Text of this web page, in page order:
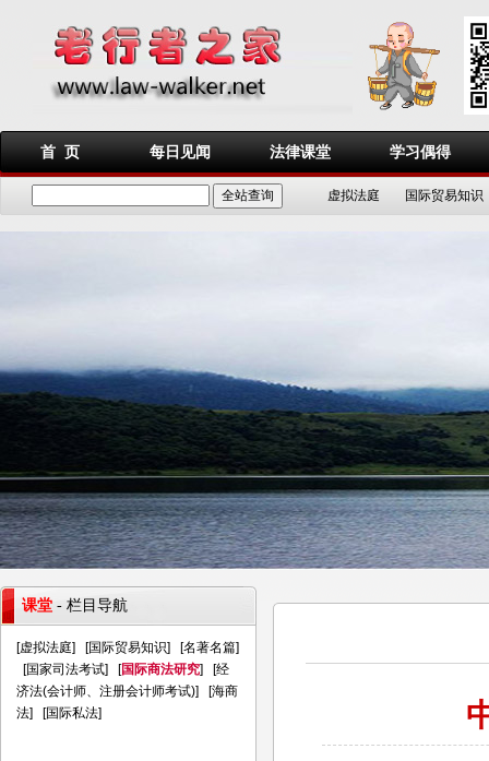
首 页 每日见闻 法律课堂 学习偶得
虚拟法庭 国际贸易知识
课堂 - 栏目导航
[虚拟法庭] [国际贸易知识] [名著名篇]
[国家司法考试] [国际商法研究] [经
济法(会计师、注册会计师考试)] [海商
法] [国际私法]